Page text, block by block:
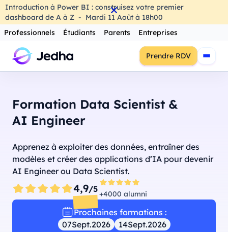
Introduction à Power BI : construisez votre premier
dashboard de A à Z - Mardi 11 Août à 18h00
Professionnels
Étudiants Parents Entreprises
Prendre RDV
Formation Data Scientist &
AI Engineer
Apprenez à exploiter des données, entraîner des
modèles et créer des applications d’IA pour devenir
AI Engineer ou Data Scientist.
4,9/5+4000 alumni
Prochaines formations :
07Sept.2026 14Sept.2026